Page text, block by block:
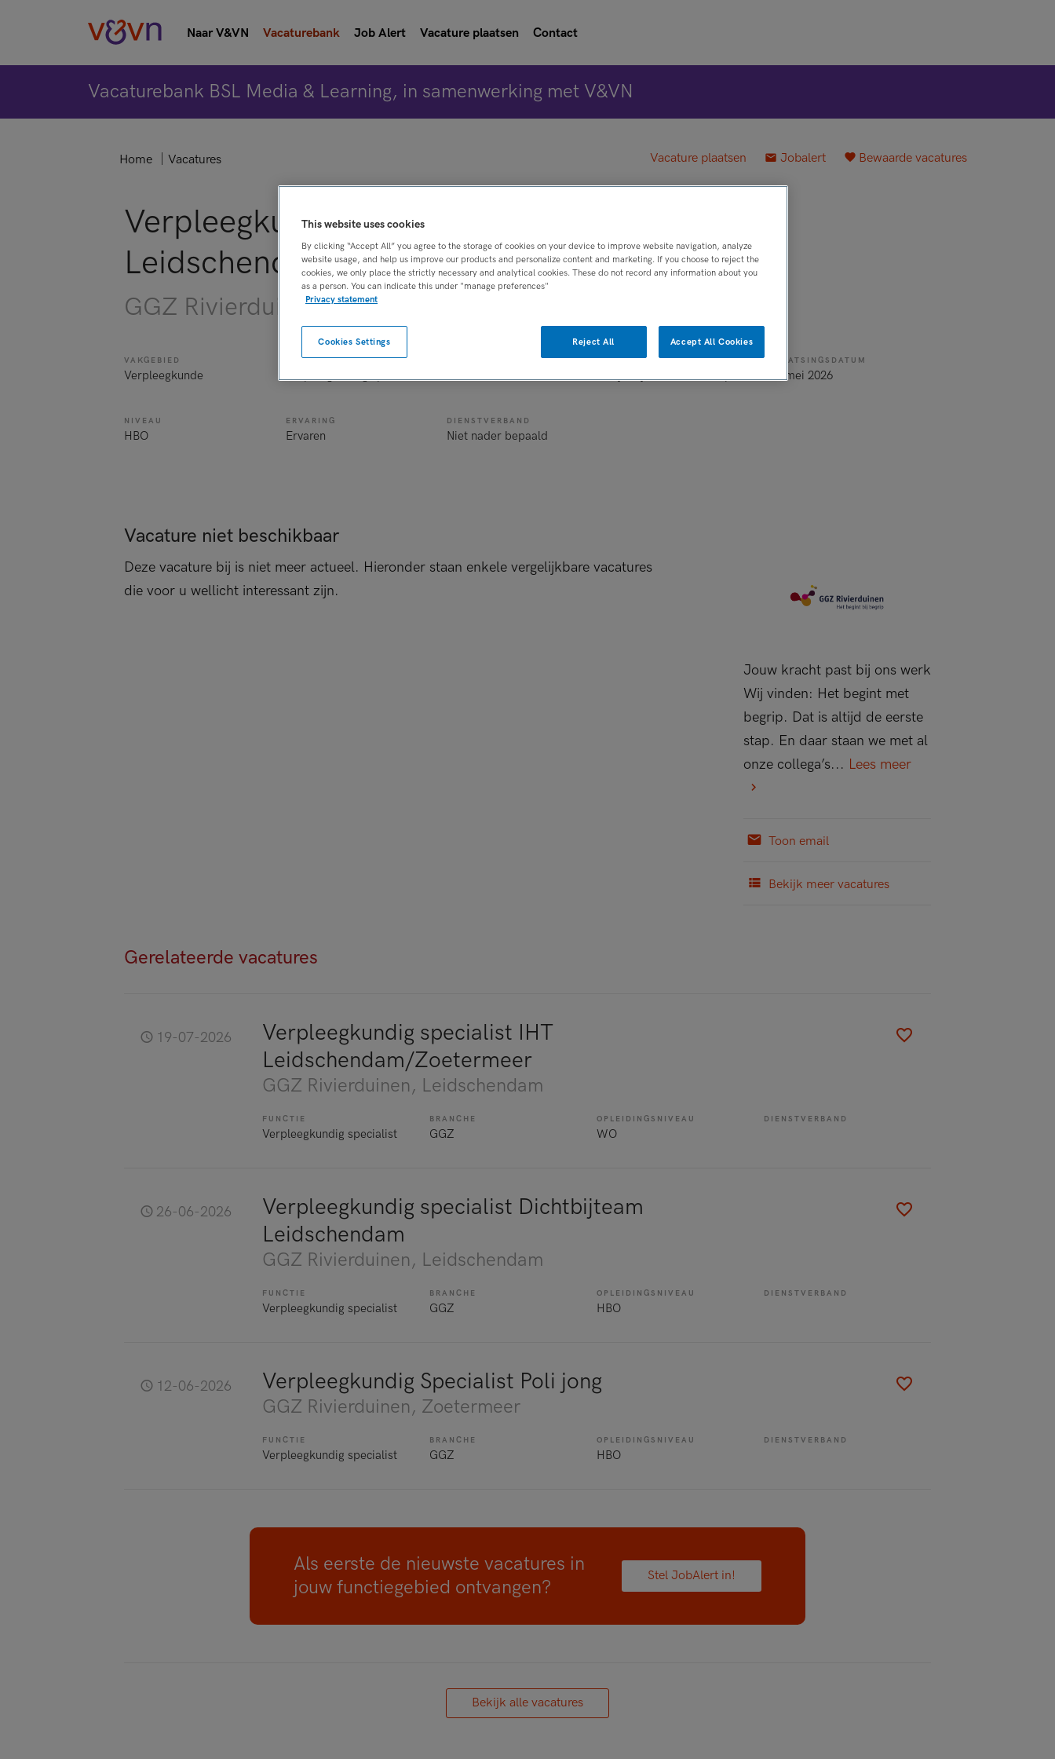
Naar V&VN Vacaturebank Job Alert Vacature plaatsen Contact
Vacaturebank BSL Media & Learning, in samenwerking met V&VN
Vacature plaatsen Jobalert Bewaarde vacatures
Home Vacatures
Verpleegkundig specialist IHT
Leidschendam/Zoetermeer
GGZ Rivierduinen, Leidschendam
VAKGEBIED
Verpleegkunde
FUNCTIE AANSTELLING PLAATSINGSDATUM
19 mei 2026
NIVEAU
HBO
ERVARING
Ervaren
DIENSTVERBAND
Niet nader bepaald
Vacature niet beschikbaar
Deze vacature bij is niet meer actueel. Hieronder staan enkele vergelijkbare vacatures
die voor u wellicht interessant zijn.
Jouw kracht past bij ons werk
Wij vinden: Het begint met
begrip. Dat is altijd de eerste
stap. En daar staan we met al
onze collega’s... Lees meer
Toon email
Bekijk meer vacatures
Gerelateerde vacatures
19-07-2026
Verpleegkundig specialist IHT
Leidschendam/Zoetermeer
GGZ Rivierduinen, Leidschendam
FUNCTIE
Verpleegkundig specialist
BRANCHE
GGZ
OPLEIDINGSNIVEAU
WO
DIENSTVERBAND
26-06-2026
Verpleegkundig specialist Dichtbijteam
Leidschendam
GGZ Rivierduinen, Leidschendam
FUNCTIE
Verpleegkundig specialist
BRANCHE
GGZ
OPLEIDINGSNIVEAU
HBO
DIENSTVERBAND
12-06-2026 Verpleegkundig Specialist Poli jong
GGZ Rivierduinen, Zoetermeer
FUNCTIE
Verpleegkundig specialist
BRANCHE
GGZ
OPLEIDINGSNIVEAU
HBO
DIENSTVERBAND
Als eerste de nieuwste vacatures in
jouw functiegebied ontvangen?
Stel JobAlert in!
Bekijk alle vacatures
This website uses cookies
By clicking “Accept All” you agree to the storage of cookies on your device to improve website navigation, analyze
website usage, and help us improve our products and personalize content and marketing. If you choose to reject the
cookies, we only place the strictly necessary and analytical cookies. These do not record any information about you
as a person. You can indicate this under "manage preferences"
Privacy statement
Reject All Accept All Cookies
Cookies Settings